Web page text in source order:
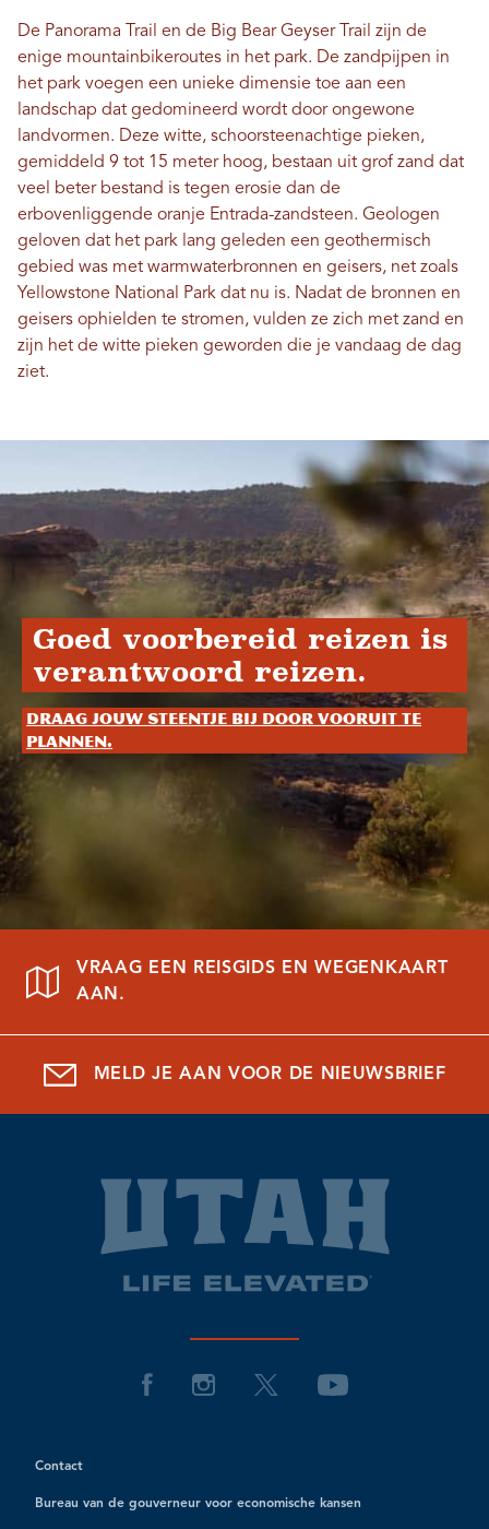
De Panorama Trail en de Big Bear Geyser Trail zijn de
enige mountainbikeroutes in het park. De zandpijpen in
het park voegen een unieke dimensie toe aan een
landschap dat gedomineerd wordt door ongewone
landvormen. Deze witte, schoorsteenachtige pieken,
gemiddeld 9 tot 15 meter hoog, bestaan ​​uit grof zand dat
veel beter bestand is tegen erosie dan de
erbovenliggende oranje Entrada-zandsteen. Geologen
geloven dat het park lang geleden een geothermisch
gebied was met warmwaterbronnen en geisers, net zoals
Yellowstone National Park dat nu is. Nadat de bronnen en
geisers ophielden te stromen, vulden ze zich met zand en
zijn het de witte pieken geworden die je vandaag de dag
ziet.
Goed voorbereid reizen is
verantwoord reizen.
Draag jouw steentje bij door vooruit te
plannen.
VRAAG EEN REISGIDS EN WEGENKAART
AAN.
MELD JE AAN VOOR DE NIEUWSBRIEF
Contact
Bureau van de gouverneur voor economische kansen